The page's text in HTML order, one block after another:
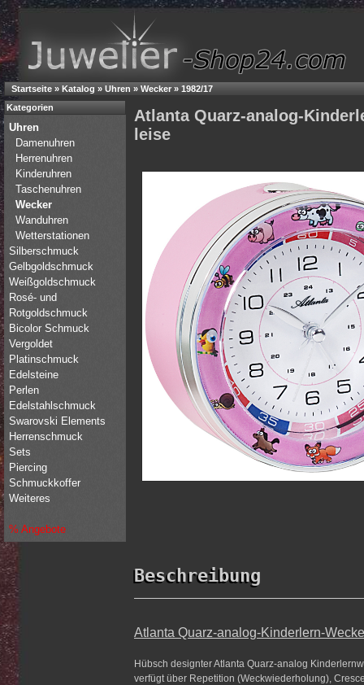
Startseite » Katalog » Uhren » Wecker» 1982/17
Atlanta Quarz-analog-
leise
Beschreibung
Atlanta Quarz-analog-Kinderlern-
Hübsch designter Atlanta Quarz-analog
verfügt über Repetition (Weckwiederholung),
Kategorien
Uhren
Damenuhren
Herrenuhren
Kinderuhren
Taschenuhren
Wecker
Wanduhren
Wetterstationen
Silberschmuck
Gelbgoldschmuck
Weißgoldschmuck
Rosé- und
Rotgoldschmuck
Bicolor Schmuck
Vergoldet
Platinschmuck
Edelsteine
Perlen
Edelstahlschmuck
Swarovski Elements
Herrenschmuck
Sets
Piercing
Schmuckkoffer
Weiteres
% Angebote